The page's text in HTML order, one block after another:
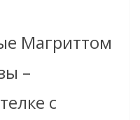
Магриттом
–
с